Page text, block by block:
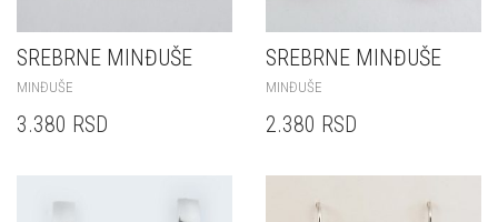
SREBRNE MINĐUŠE
MINĐUŠE
3.380 RSD
SREBRNE MINĐUŠE
MINĐUŠE
2.380 RSD